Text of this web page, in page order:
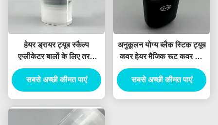
हेयर ड्रायर ट्यूब स्कैल्प
एप्लीकेटर बालों के लिए तरल
कंघी ट्यूब बोतल पैकेजिंग हेयर
डाई 4 लेयर ट्यूब के साथ स्कैल्प
एप्लीकेटर कंघी
सबसे अच्छी कीमत पाएं
अनुकूलन योग्य ब्लैक स्टिक ट्यूब
कवर हेयर मैजिक रूट कवर अप
पैकेजिंग कंघी के साथ पर्यावरण के
अनुकूल अद्वितीय आकार बाल रंग
स्टिक
सबसे अच्छी कीमत पाएं